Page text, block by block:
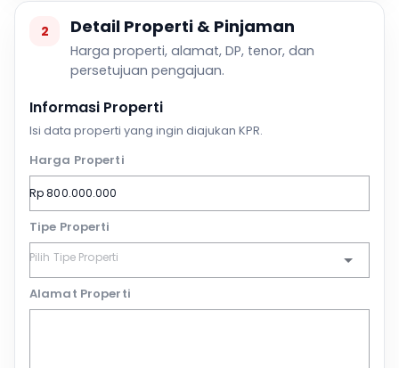
2 Detail Properti & Pinjaman
Harga properti, alamat, DP, tenor, dan
persetujuan pengajuan.
Informasi Properti
Isi data properti yang ingin diajukan KPR.
Harga Properti
Tipe Properti
Alamat Properti